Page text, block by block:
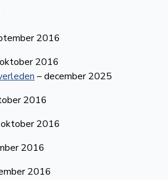
2016
2016
– december 2025
2016
2016
2016
2016